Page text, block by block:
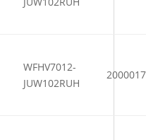
WFHV7012-
JUW102RUH